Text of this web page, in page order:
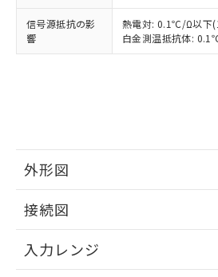
信号源抵抗の影
響
熱電対: 0.1℃/Ω以下
白金測温抵抗体:
外形図
接続図
入力レンジ